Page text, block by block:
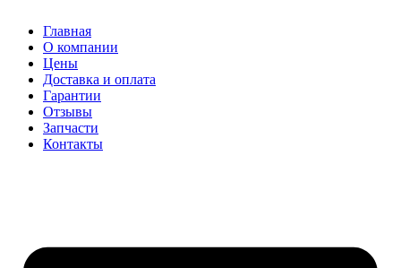
Главная
О компании
Цены
Доставка и оплата
Гарантии
Отзывы
Запчасти
Контакты